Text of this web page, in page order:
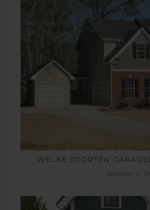
WELKE SOORTEN
december 11,